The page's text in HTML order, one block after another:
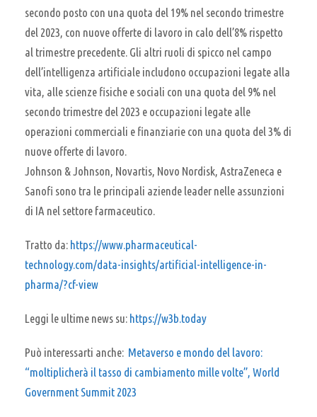
secondo posto con una quota del 19% nel secondo trimestre
del 2023, con nuove offerte di lavoro in calo dell’8% rispetto
al trimestre precedente. Gli altri ruoli di spicco nel campo
dell’intelligenza artificiale includono occupazioni legate alla
vita, alle scienze fisiche e sociali con una quota del 9% nel
secondo trimestre del 2023 e occupazioni legate alle
operazioni commerciali e finanziarie con una quota del 3% di
nuove offerte di lavoro.
Johnson & Johnson, Novartis, Novo Nordisk, AstraZeneca e
Sanofi sono tra le principali aziende leader nelle assunzioni
di IA nel settore farmaceutico.
Tratto da: https://www.pharmaceutical-
technology.com/data-insights/artificial-intelligence-in-
pharma/?cf-view
Leggi le ultime news su: https://w3b.today
Può interessarti anche: Metaverso e mondo del lavoro:
“moltiplicherà il tasso di cambiamento mille volte”, World
Government Summit 2023